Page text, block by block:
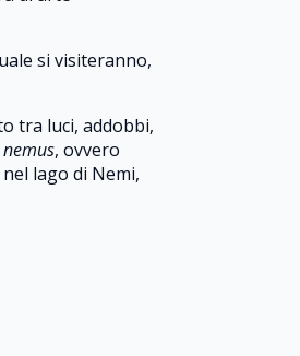
si visiteranno,
tra luci, addobbi,
nemus, ovvero
lago di Nemi,